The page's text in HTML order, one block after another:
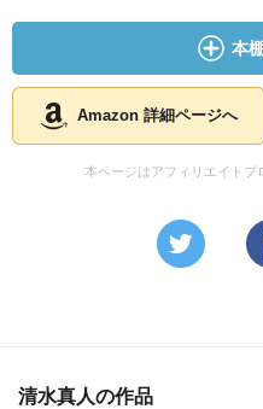
本
Amazon 詳細ページへ
本ページはアフィリエイトプ
清水真人の作品